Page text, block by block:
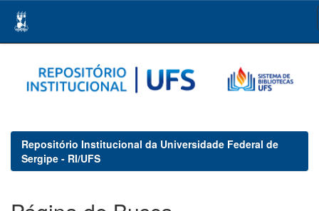
navigation
Repositório Institucional da Universidade Federal de
Sergipe - RI/UFS